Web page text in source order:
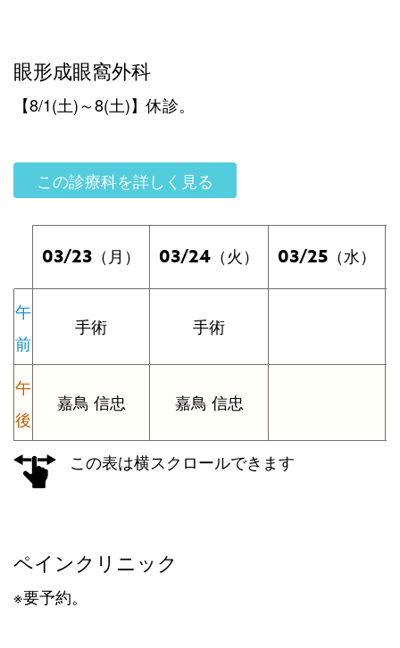
眼形成眼窩外科
【8/1(土)～8(土)】休診。
この診療科を詳しく見る
03/23 （月） 03/24 （火） 03/25 （水）
午
前
手術 手術
午
後
嘉鳥 信忠 嘉鳥 信忠
この表は横スクロールできます
ペインクリニック
※要予約。